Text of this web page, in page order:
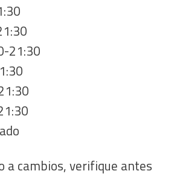
21:30
a cambios, verifique antes